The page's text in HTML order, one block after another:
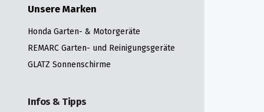
Unsere Marken
Honda Garten- & Motorgeräte
REMARC Garten- und Reinigungsgeräte
GLATZ Sonnenschirme
Infos & Tipps